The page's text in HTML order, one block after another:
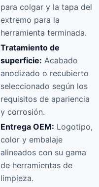
para colgar y la tapa del
extremo para la
herramienta terminada.
Tratamiento de
superficie: Acabado
anodizado o recubierto
seleccionado según los
requisitos de apariencia
y corrosión.
Entrega OEM: Logotipo,
color y embalaje
alineados con su gama
de herramientas de
limpieza.